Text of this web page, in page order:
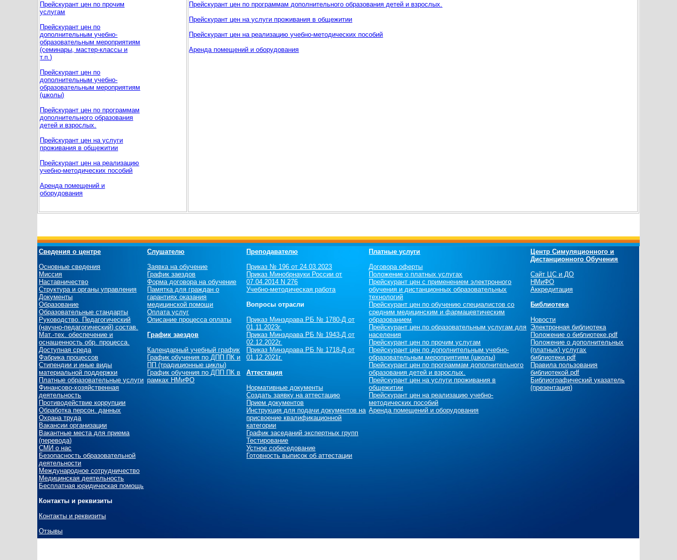
Прейскурант цен по прочим
услугам
Прейскурант цен по
дополнительным учебно-
образовательным мероприятиям
(семинары, мастер-классы и
т.п.)
Прейскурант цен по
дополнительным учебно-
образовательным мероприятиям
(школы)
Прейскурант цен по программам
дополнительного образования
детей и взрослых.
Прейскурант цен на услуги
проживания в общежитии
Прейскурант цен на реализацию
учебно-методических пособий
Аренда помещений и
оборудования
Прейскурант цен по программам дополнительного образования детей и взрослых.
Прейскурант цен на услуги проживания в общежитии
Прейскурант цен на реализацию учебно-методических пособий
Аренда помещений и оборудования
Сведения о центре
Основные сведения
Миссия
Наставничество
Структура и органы управления
Документы
Образование
Образовательные стандарты
Руководство. Педагогический
(научно-педагогический) состав.
Мат.-тех. обеспечение и
оснащенность обр. процесса.
Доступная среда
Фабрика процессов
Стипендии и иные виды
материальной поддержки
Платные образовательные услуги
Финансово-хозяйственная
деятельность
Противодействие коррупции
Обработка персон. данных
Охрана труда
Вакансии организации
Вакантные места для приема
(перевода)
СМИ о нас
Безопасность образовательной
деятельности
Международное сотрудничество
Медицинская деятельность
Бесплатная юридическая помощь
Контакты и реквизиты
Контакты и реквизиты
Отзывы
Слушателю
Заявка на обучение
График заездов
Форма договора на обучение
Памятка для граждан о
гарантиях оказания
медицинской помощи
Оплата услуг
Описание процесса оплаты
График заездов
Календарный учебный график
График обучения по ДПП ПК и
ПП (традиционные циклы)
График обучения по ДПП ПК в
рамках НМиФО
Преподавателю
Приказ № 196 от 24.03.2023
Приказ Минобрнауки России от
07.04.2014 N 276
Учебно-методическая работа
Вопросы отрасли
Приказ Минздрава РБ № 1780-Д от
01.11.2023г.
Приказ Минздрава РБ № 1943-Д от
02.12.2022г.
Приказ Минздрава РБ № 1718-Д от
01.12.2021г.
Аттестация
Нормативные документы
Создать заявку на аттестацию
Прием документов
Инструкция для подачи документов на
присвоение квалификационной
категории
График заседаний экспертных групп
Тестирование
Устное собеседование
Готовность выписок об аттестации
Платные услуги
Договора оферты
Положение о платных услугах
Прейскурант цен c применением электронного
обучения и дистанционных образовательных
технологий
Прейскурант цен по обучению специалистов со
средним медицинским и фармацевтическим
образованием
Прейскурант цен по образовательным услугам для
населения
Прейскурант цен по прочим услугам
Прейскурант цен по дополнительным учебно-
образовательным мероприятиям (школы)
Прейскурант цен по программам дополнительного
образования детей и взрослых.
Прейскурант цен на услуги проживания в
общежитии
Прейскурант цен на реализацию учебно-
методических пособий
Аренда помещений и оборудования
Центр Симуляционного и
Дистанционного Обучения
Сайт ЦС и ДО
НМиФО
Аккредитация
Библиотека
Новости
Электронная библиотека
Положение о библиотеке.pdf
Положение о дополнительных
(платных) услугах
библиотеки.pdf
Правила пользования
библиотекой.pdf
Библиографический указатель
(презентация)